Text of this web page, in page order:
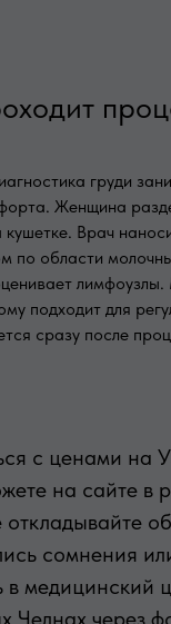
груди
Женщина
Врач
по области
подходит для
сразу после
с ценами на
на сайте в
сомнения
в медицинский
Челнах через